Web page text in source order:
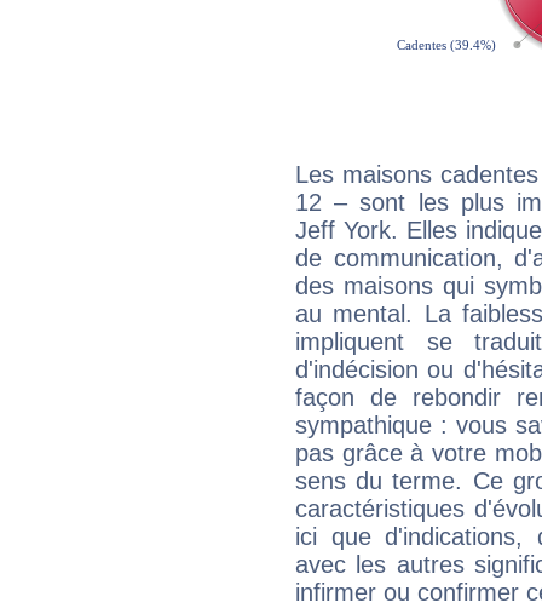
Les maisons
12 – sont les plus
Jeff York. Elles
de communication,
des maisons qui
au mental. La
impliquent se
d'indécision ou
façon de rebondir
sympathique : vous
pas grâce à votre
sens du terme. Ce
caractéristiques
ici que d'indications,
avec les autres
infirmer ou confirmer